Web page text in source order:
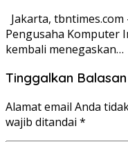
Jakarta,
Pengusaha Komputer
kembali menegaskan…
Tinggalkan Balasan
Alamat email Anda
wajib ditandai *